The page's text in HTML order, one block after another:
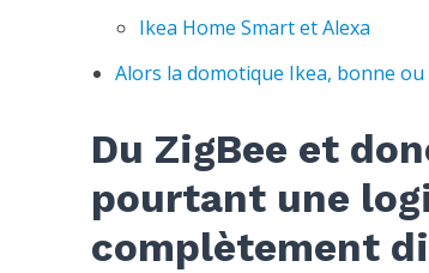
Ikea Home Smart et Alexa
Alors la domotique Ikea, bonne ou
Du ZigBee et
pourtant une
complètement